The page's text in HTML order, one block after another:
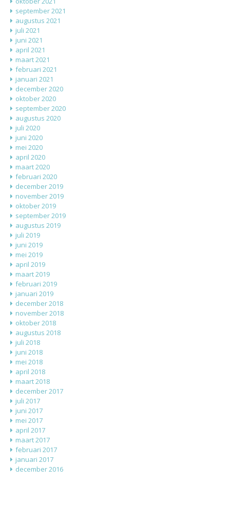
september 2021
augustus 2021
juli 2021
juni 2021
april 2021
maart 2021
februari 2021
januari 2021
december 2020
oktober 2020
september 2020
augustus 2020
juli 2020
juni 2020
mei 2020
april 2020
maart 2020
februari 2020
december 2019
november 2019
oktober 2019
september 2019
augustus 2019
juli 2019
juni 2019
mei 2019
april 2019
maart 2019
februari 2019
januari 2019
december 2018
november 2018
oktober 2018
augustus 2018
juli 2018
juni 2018
mei 2018
april 2018
maart 2018
december 2017
juli 2017
juni 2017
mei 2017
april 2017
maart 2017
februari 2017
januari 2017
december 2016